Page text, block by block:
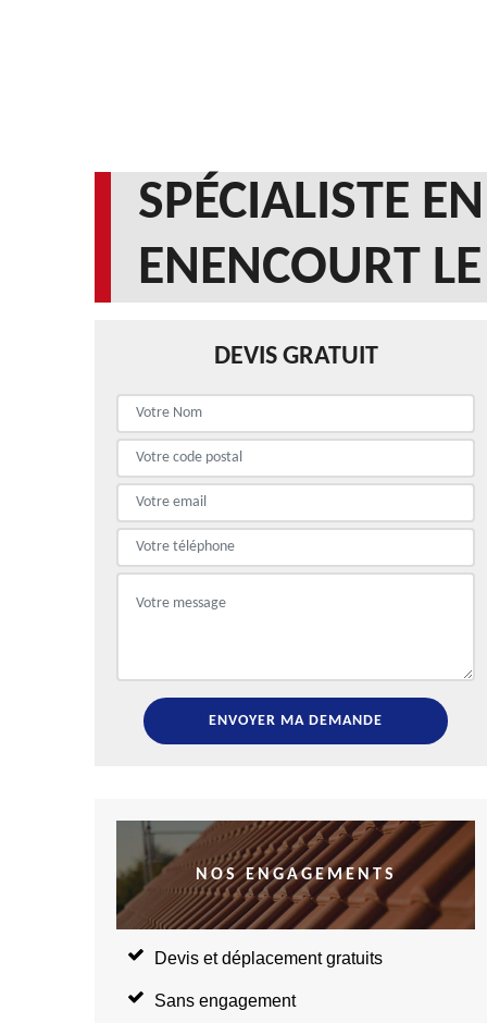
SPÉCIALISTE
ENENCOURT
DEVIS GRATUIT
NOS ENGAGEMENTS
Devis et déplacement gratuits
Sans engagement